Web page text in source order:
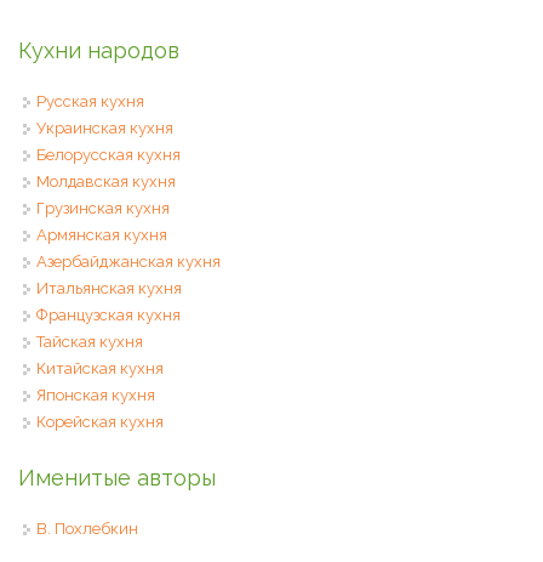
Кухни народов
Русская кухня
Украинская кухня
Белорусская кухня
Молдавская кухня
Грузинская кухня
Армянская кухня
Азербайджанская кухня
Итальянская кухня
Французская кухня
Тайская кухня
Китайская кухня
Японская кухня
Корейская кухня
Именитые авторы
В. Похлебкин